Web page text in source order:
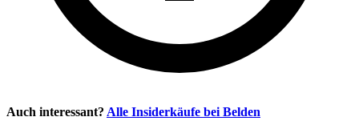
Auch interessant? Alle Insiderkäufe bei Belden